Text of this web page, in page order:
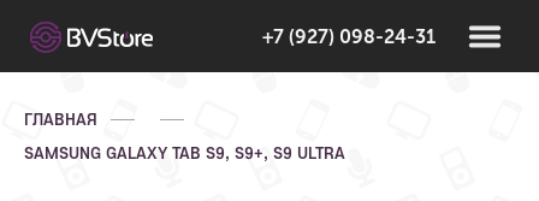
+7 (927) 098-24-31
ГЛАВНАЯ
SAMSUNG GALAXY TAB S9, S9+, S9 ULTRA